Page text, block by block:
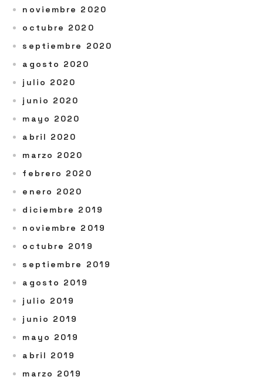
noviembre 2020
octubre 2020
septiembre 2020
agosto 2020
julio 2020
junio 2020
mayo 2020
abril 2020
marzo 2020
febrero 2020
enero 2020
diciembre 2019
noviembre 2019
octubre 2019
septiembre 2019
agosto 2019
julio 2019
junio 2019
mayo 2019
abril 2019
marzo 2019